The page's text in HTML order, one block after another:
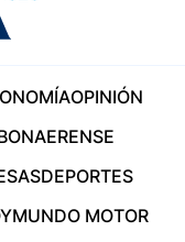
OPINIÓN
DEPORTES
MUNDO MOTOR